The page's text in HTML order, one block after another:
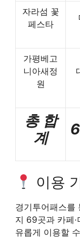
자라섬 꽃
페스타
가평베고
니아새정
원
총 합
계
이용
경기투어패스를
지 69곳과 카페
유롭게 이용할